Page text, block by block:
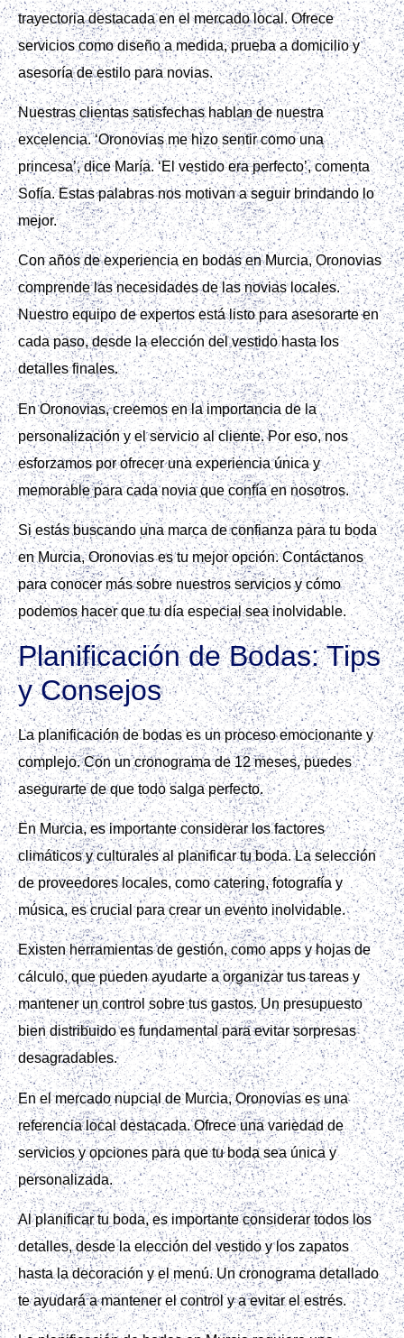
trayectoria destacada en el mercado local. Ofrece
servicios como diseño a medida, prueba a domicilio y
asesoría de estilo para novias.
Nuestras clientas satisfechas hablan de nuestra
excelencia. ‘Oronovias me hizo sentir como una
princesa’, dice María. ‘El vestido era perfecto’, comenta
Sofía. Estas palabras nos motivan a seguir brindando lo
mejor.
Con años de experiencia en bodas en Murcia, Oronovias
comprende las necesidades de las novias locales.
Nuestro equipo de expertos está listo para asesorarte en
cada paso, desde la elección del vestido hasta los
detalles finales.
En Oronovias, creemos en la importancia de la
personalización y el servicio al cliente. Por eso, nos
esforzamos por ofrecer una experiencia única y
memorable para cada novia que confía en nosotros.
Si estás buscando una marca de confianza para tu boda
en Murcia, Oronovias es tu mejor opción. Contáctanos
para conocer más sobre nuestros servicios y cómo
podemos hacer que tu día especial sea inolvidable.
Planificación de Bodas: Tips
y Consejos
La planificación de bodas es un proceso emocionante y
complejo. Con un cronograma de 12 meses, puedes
asegurarte de que todo salga perfecto.
En Murcia, es importante considerar los factores
climáticos y culturales al planificar tu boda. La selección
de proveedores locales, como catering, fotografía y
música, es crucial para crear un evento inolvidable.
Existen herramientas de gestión, como apps y hojas de
cálculo, que pueden ayudarte a organizar tus tareas y
mantener un control sobre tus gastos. Un presupuesto
bien distribuido es fundamental para evitar sorpresas
desagradables.
En el mercado nupcial de Murcia, Oronovias es una
referencia local destacada. Ofrece una variedad de
servicios y opciones para que tu boda sea única y
personalizada.
Al planificar tu boda, es importante considerar todos los
detalles, desde la elección del vestido y los zapatos
hasta la decoración y el menú. Un cronograma detallado
te ayudará a mantener el control y a evitar el estrés.